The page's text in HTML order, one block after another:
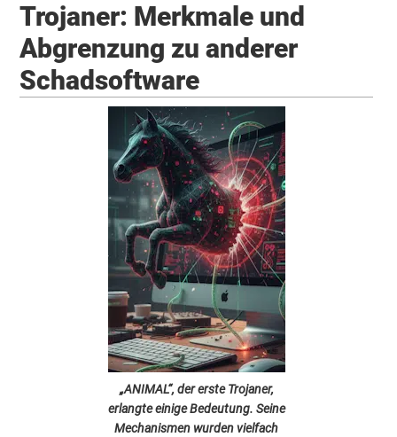
Trojaner: Merkmale und
Abgrenzung zu anderer
Schadsoftware
„ANIMAL“, der erste Trojaner,
erlangte einige Bedeutung. Seine
Mechanismen wurden vielfach